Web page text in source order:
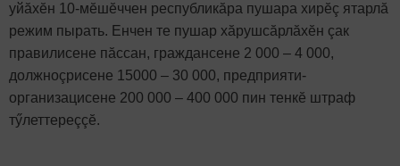
уйăхӗн 10-мӗшӗччен республикăра пушара хирӗç ятарлă
режим пырать. Енчен те пушар хăрушсăрлăхӗн çак
правилисене пăссан, граждансене 2 000 – 4 000,
должноçрисене 15000 – 30 000, предприяти-
организацисене 200 000 – 400 000 пин тенкӗ штраф
тӳлеттереççӗ.